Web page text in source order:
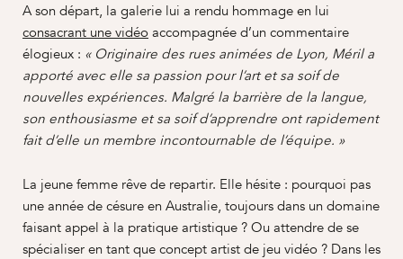
A son départ, la galerie lui a rendu hommage en lui
consacrant une vidéo accompagnée d’un commentaire
élogieux : « Originaire des rues animées de Lyon, Méril a
apporté avec elle sa passion pour l’art et sa soif de
nouvelles expériences. Malgré la barrière de la langue,
son enthousiasme et sa soif d’apprendre ont rapidement
fait d’elle un membre incontournable de l’équipe. »
La jeune femme rêve de repartir. Elle hésite : pourquoi pas
une année de césure en Australie, toujours dans un domaine
faisant appel à la pratique artistique ? Ou attendre de se
spécialiser en tant que concept artist de jeu vidéo ? Dans les